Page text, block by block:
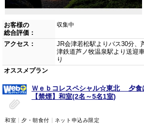
お客様の
総合評価：
収集中
アクセス：
JR会津若松駅よりバス30分、
津鉄道芦ノ牧温泉駅より送迎
り
オススメプラン
Ｗｅｂコレスペシャル☆東北 夕食
【禁煙】和室(2名～5名1室)
和室 夕・朝食付 ネット申込み限定